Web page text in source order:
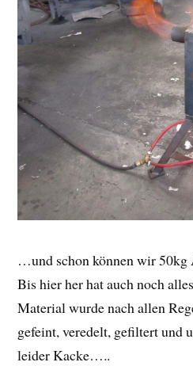
…und schon können wir 50kg
Bis hier her hat auch noch
Material wurde nach allen
gefeint, veredelt, gefiltert und
leider Kacke…..